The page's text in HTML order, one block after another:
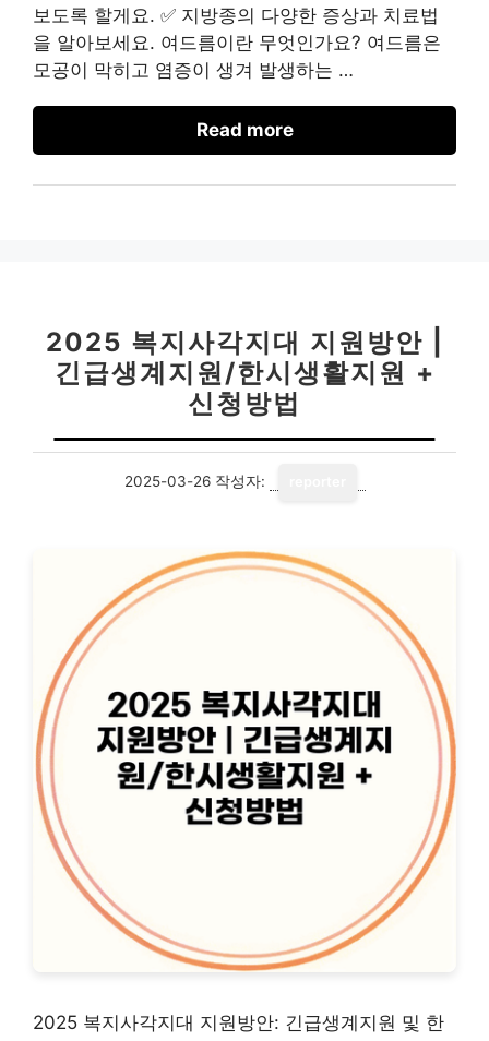
보도록 할게요. ✅ 지방종의 다양한 증상과 치료법
을 알아보세요. 여드름이란 무엇인가요? 여드름은
모공이 막히고 염증이 생겨 발생하는 …
Read more
2025 복지사각지대 지원방안 |
긴급생계지원/한시생활지원 +
신청방법
2025-03-26 작성자:
2025 복지사각지대 지원방안: 긴급생계지원 및 한